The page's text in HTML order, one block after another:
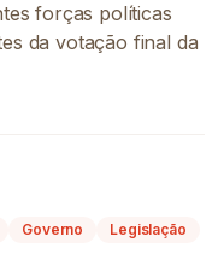
forças políticas
da votação final da
Governo
Legislação